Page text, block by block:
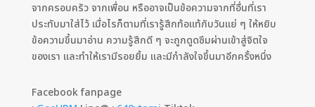
จากครอบครัว จากเพื่อน หรืออาจเป็นข้อความจากที่อื่นที่เรา
ประทับมาใส่ไว้ เมื่อไรก็ตามที่เรารู้สึกท้อแท้กับวันแย่ ๆ ให้หยิบ
ข้อความขึ้นมาอ่าน ความรู้สึกดี ๆ จะถูกดูดซึมผ่านเข้าสู่จิตใจ
ของเรา และทำให้เรามีรอยยิ้ม และมีกำลังใจขึ้นมาอีกครั้งหนึ่ง
Facebook fanpage